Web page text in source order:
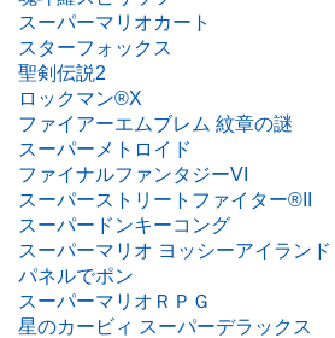
スーパーマリオカート
スターフォックス
聖剣伝説2
ロックマン®X
ファイアーエムブレム 紋章の謎
スーパーメトロイド
ファイナルファンタジーVI
スーパーストリートファイター®II
スーパードンキーコング
スーパーマリオ ヨッシーアイランド
パネルでポン
スーパーマリオＲＰＧ
星のカービィ スーパーデラックス